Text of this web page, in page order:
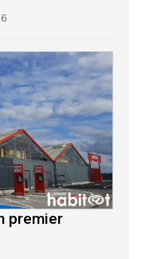
premier